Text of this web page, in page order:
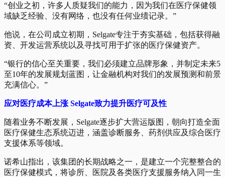
“创业之初，许多人质疑我们的能力，因为我们在医疗保健领
域缺乏经验、没有网络，也没有任何业绩记录。”
他说，在公司成立初期，Selgate专注于夯实基础，包括获得融
资、开发运营系统以及寻找可用于扩张的医疗保健资产。
“银行的信心至关重要，我们必须建立品牌形象，并制定未来5
至10年的发展规划蓝图，让金融机构对我们的发展预测和前景
充满信心。”
应对医疗成本上涨 Selgate致力提升医疗可及性
随着业务不断发展，Selgate逐步扩大营运版图，朝向打造全面
医疗保健生态系统迈进，涵盖诊断服务、药剂供应及综合医疗
支援体系等领域。
诺希山指出，该集团的长期战略之一，是建立一个完整整合的
医疗保健模式，将诊所、医院及各类医疗支援服务纳入同一生